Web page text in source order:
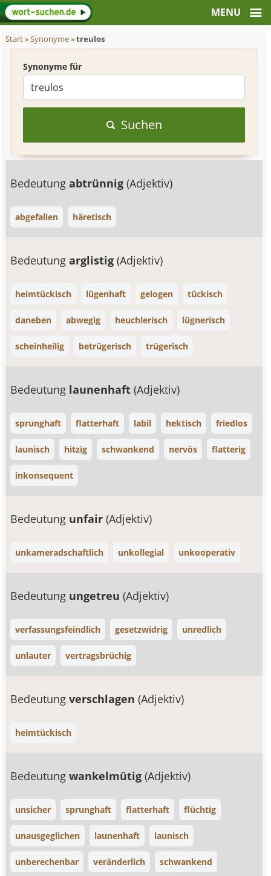
Start»Synonyme»treulos
Synonyme für
Suchen
Bedeutungabtrünnig(Adjektiv)
abgefallen häretisch
Bedeutungarglistig(Adjektiv)
heimtückisch lügenhaft gelogen tückisch
daneben abwegig heuchlerisch lügnerisch
scheinheilig betrügerisch trügerisch
Bedeutung launenhaft(Adjektiv)
sprunghaft flatterhaft labil hektisch friedlos
launisch hitzig schwankend nervös flatterig
inkonsequent
Bedeutung unfair(Adjektiv)
unkameradschaftlich unkollegial unkooperativ
Bedeutung ungetreu(Adjektiv)
verfassungsfeindlich gesetzwidrig unredlich
unlauter vertragsbrüchig
Bedeutungverschlagen(Adjektiv)
heimtückisch
Bedeutungwankelmütig(Adjektiv)
unsicher sprunghaft flatterhaft flüchtig
unausgeglichen launenhaft launisch
unberechenbar veränderlich schwankend